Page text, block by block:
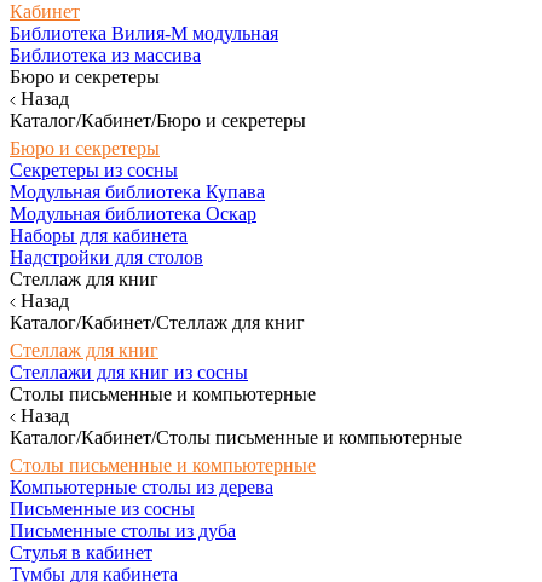
Кабинет
Библиотека Вилия-М модульная
Библиотека из массива
Бюро и секретеры
Назад
Каталог/Кабинет/Бюро и секретеры
Бюро и секретеры
Секретеры из сосны
Модульная библиотека Купава
Модульная библиотека Оскар
Наборы для кабинета
Надстройки для столов
Стеллаж для книг
Назад
Каталог/Кабинет/Стеллаж для книг
Стеллаж для книг
Стеллажи для книг из сосны
Столы письменные и компьютерные
Назад
Каталог/Кабинет/Столы письменные и компьютерные
Столы письменные и компьютерные
Компьютерные столы из дерева
Письменные из сосны
Письменные столы из дуба
Стулья в кабинет
Тумбы для кабинета